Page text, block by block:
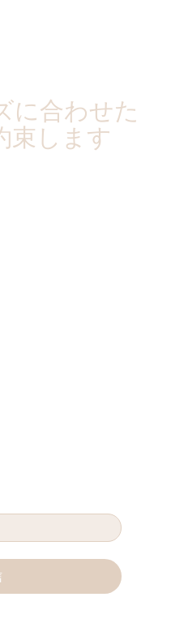
に合わせた
束します